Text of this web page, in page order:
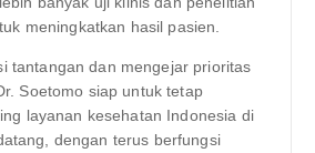
meningkatkan hasil pasien.
tantangan dan mengejar prioritas
Soetomo siap untuk tetap
layanan kesehatan Indonesia di
dengan terus berfungsi